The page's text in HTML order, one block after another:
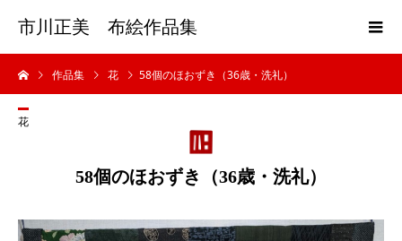
市川正美 布絵作品集
作品集 花 58個のほおずき（36歳・洗礼）
花
58個のほおずき（36歳・洗礼）